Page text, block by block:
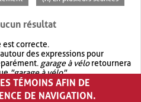
résultat
correcte.
des expressions pour
garage à véloretournera
"garage à vélo".
avec OR.garage OR vélo
résultat quegarage à vélo
TÉMOINS AFIN DE
DE NAVIGATION.